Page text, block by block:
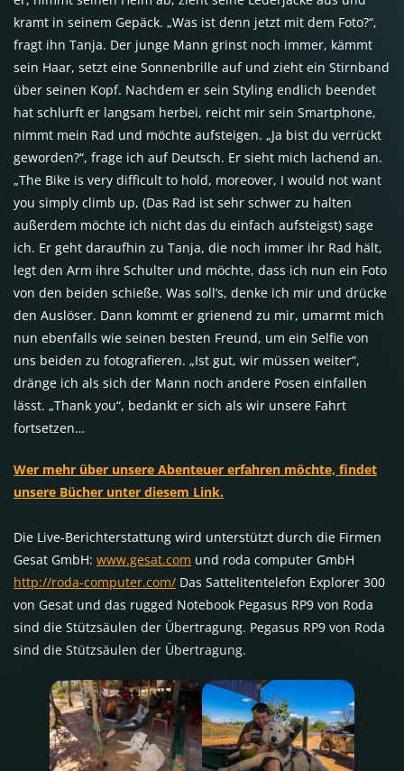
kramt in seinem Gepäck. „Was ist denn jetzt mit dem Foto?“,
fragt ihn Tanja. Der junge Mann grinst noch immer, kämmt
sein Haar, setzt eine Sonnenbrille auf und zieht ein Stirnband
über seinen Kopf. Nachdem er sein Styling endlich beendet
hat schlurft er langsam herbei, reicht mir sein Smartphone,
nimmt mein Rad und möchte aufsteigen. „Ja bist du verrückt
geworden?“, frage ich auf Deutsch. Er sieht mich lachend an.
„The Bike is very difficult to hold, moreover, I would not want
you simply climb up, (Das Rad ist sehr schwer zu halten
außerdem möchte ich nicht das du einfach aufsteigst) sage
ich. Er geht daraufhin zu Tanja, die noch immer ihr Rad hält,
legt den Arm ihre Schulter und möchte, dass ich nun ein Foto
von den beiden schieße. Was soll’s, denke ich mir und drücke
den Auslöser. Dann kommt er grienend zu mir, umarmt mich
nun ebenfalls wie seinen besten Freund, um ein Selfie von
uns beiden zu fotografieren. „Ist gut, wir müssen weiter“,
dränge ich als sich der Mann noch andere Posen einfallen
lässt. „Thank you“, bedankt er sich als wir unsere Fahrt
fortsetzen…
Wer mehr über unsere Abenteuer erfahren möchte, findet
unsere Bücher unter diesem Link.
Die Live-Berichterstattung wird unterstützt durch die Firmen
Gesat GmbH: www.gesat.com und roda computer GmbH
http://roda-computer.com/ Das Sattelitentelefon Explorer 300
von Gesat und das rugged Notebook Pegasus RP9 von Roda
sind die Stützsäulen der Übertragung. Pegasus RP9 von Roda
sind die Stützsäulen der Übertragung.